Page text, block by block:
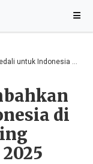
Shooting Championship 2025
di